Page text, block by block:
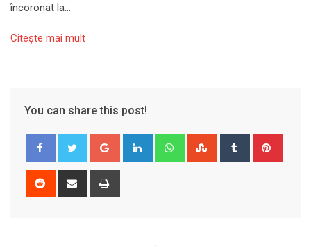
încoronat la…
Citeşte mai mult
You can share this post!
Google+ LinkedIn WhatsappStumbleUpon
Tumblr
Reddit
Share